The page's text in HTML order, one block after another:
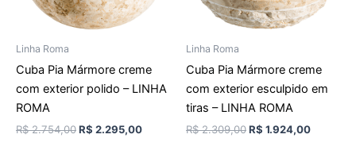
Linha Roma
Cuba Pia Mármore creme
com exterior polido – LINHA
ROMA
R$2.754,00R$ 2.295,00
Linha Roma
Cuba Pia Mármore creme
com exterior esculpido em
tiras – LINHA ROMA
R$2.309,00R$ 1.924,00